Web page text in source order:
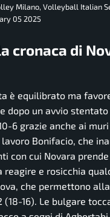
Milano, Volleyball Italian
05 2025
cronaca di
è equilibrato ma
dopo un avvio
6 grazie anche ai muri
Bonifacio, che
con cui Novara
reagire e rosicchia
che permettono
16). Le bulgare